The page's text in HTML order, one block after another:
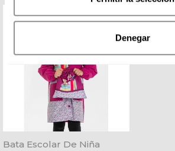
Denegar
Bata Escolar De Niña